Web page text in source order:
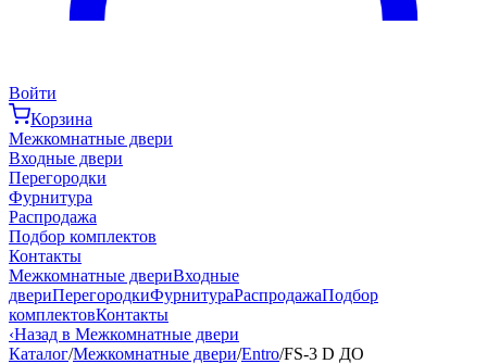
Войти
Корзина
Межкомнатные двери
Входные двери
Перегородки
Фурнитура
Распродажа
Подбор комплектов
Контакты
Межкомнатные двериВходные
двериПерегородкиФурнитураРаспродажаПодбор
комплектовКонтакты
‹Назад в Межкомнатные двери
Каталог/Межкомнатные двери/Entro/FS-3 D ДО